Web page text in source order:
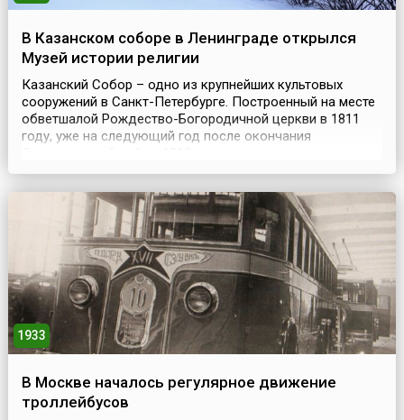
В Казанском соборе в Ленинграде открылся
Музей истории религии
Казанский Собор – одно из крупнейших культовых
сооружений в Санкт-Петербурге. Построенный на месте
обветшалой Рождество-Богородичной церкви в 1811
году, уже на следующий год после окончания
своеобразным памятником победы. Здесь же был
власти большевиков, гонения на церковь,
происходившие при советской власт...
1933
В Москве началось регулярное движение
троллейбусов